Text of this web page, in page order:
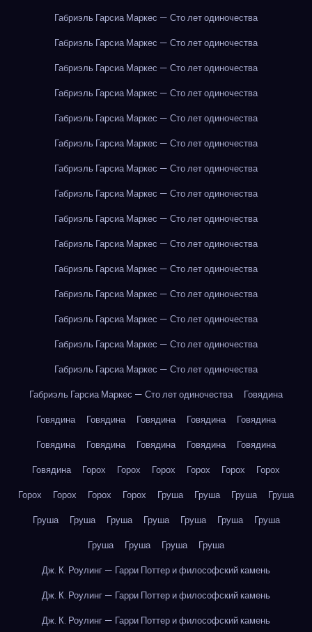
Габриэль Гарсиа Маркес — Сто лет одиночества
Габриэль Гарсиа Маркес — Сто лет одиночества
Габриэль Гарсиа Маркес — Сто лет одиночества
Габриэль Гарсиа Маркес — Сто лет одиночества
Габриэль Гарсиа Маркес — Сто лет одиночества
Габриэль Гарсиа Маркес — Сто лет одиночества
Габриэль Гарсиа Маркес — Сто лет одиночества
Габриэль Гарсиа Маркес — Сто лет одиночества
Габриэль Гарсиа Маркес — Сто лет одиночества
Габриэль Гарсиа Маркес — Сто лет одиночества
Габриэль Гарсиа Маркес — Сто лет одиночества
Габриэль Гарсиа Маркес — Сто лет одиночества
Габриэль Гарсиа Маркес — Сто лет одиночества
Габриэль Гарсиа Маркес — Сто лет одиночества
Габриэль Гарсиа Маркес — Сто лет одиночества
Габриэль Гарсиа Маркес — Сто лет одиночества
Говядина
Говядина
Говядина Говядина Говядина
Говядина
Говядина
Говядина Говядина Говядина
Говядина
Говядина
Горох Горох Горох Горох Горох
Горох
Горох
Горох Горох Горох Груша Груша Груша
Груша
Груша
Груша Груша Груша Груша Груша
Груша
Груша
Груша Груша
Груша
Дж. К. Роулинг — Гарри Поттер и философский камень
Дж. К. Роулинг — Гарри Поттер и философский камень
Дж. К. Роулинг — Гарри Поттер и философский камень